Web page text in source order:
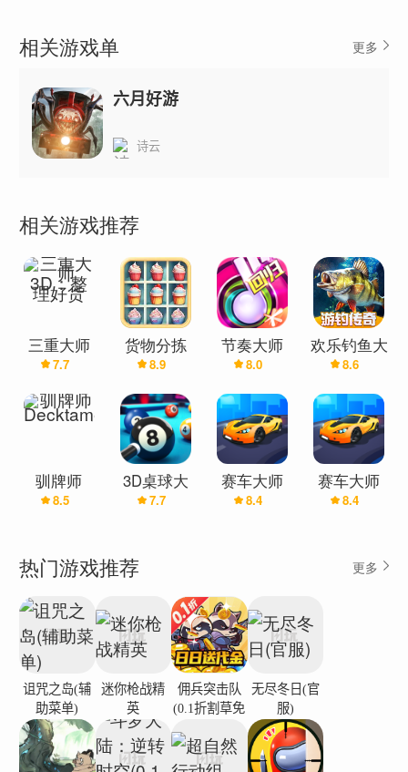
相关游戏单 更多
六月好游
诗云
相关游戏推荐
三重大师
3D：整理
好货
7.7
货物分拣
3D:三重大
师
8.9
节奏大师
8.0
欢乐钓鱼大
师
8.6
驯牌师
Decktamer
8.5
3D桌球大
师
7.7
赛车大师
3D(最新版)
8.4
赛车大师
3D
8.4
热门游戏推荐 更多
诅咒之岛(辅
助菜单)
迷你枪战精
英
佣兵突击队
(0.1折割草免
无尽冬日(官
服)